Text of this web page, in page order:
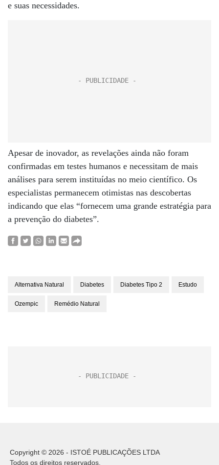
e suas necessidades.
Apesar de inovador, as revelações ainda não foram
confirmadas em testes humanos e necessitam de mais
análises para serem instituídas no meio científico. Os
especialistas permanecem otimistas nas descobertas
indicando que elas “fornecem uma grande estratégia para
a prevenção do diabetes”.
Alternativa Natural Diabetes Diabetes Tipo 2 Estudo
Ozempic Remédio Natural
Copyright © 2026 - ISTOÉ PUBLICAÇÕES LTDA
Todos os direitos reservados.